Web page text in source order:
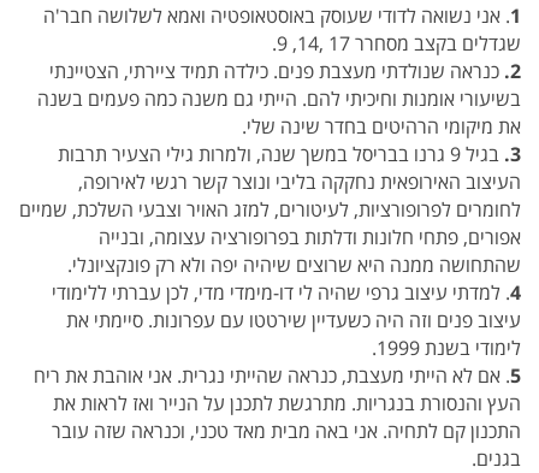
1. אני נשואה לדודי שעוסק באוסטאופטיה ואמא לשלושה חבר'ה
שגדלים בקצב מסחרר 17 ,14, 9.
2. כנראה שנולדתי מעצבת פנים. כילדה תמיד ציירתי, הצטיינתי
בשיעורי אומנות וחיכיתי להם. הייתי גם משנה כמה פעמים בשנה
את מיקומי הרהיטים בחדר שינה שלי.
3.
בגיל 9 גרנו בבריסל במשך שנה, ולמרות גילי הצעיר תרבות
העיצוב האירופאית נחקקה בליבי ונוצר קשר רגשי לאירופה,
לחומרים לפרופורציות, לעיטורים, למזג האויר וצבעי השלכת, שמיים
אפורים, פתחי חלונות ודלתות בפרופורציה עצומה, ובנייה
שהתחושה ממנה היא שרוצים שיהיה יפה ולא רק פונקציונלי.
4. למדתי עיצוב גרפי שהיה לי דו-מימדי מדי, לכן עברתי ללימודי
עיצוב פנים וזה היה כשעדיין שירטטו עם עפרונות. סיימתי את
לימודי בשנת 1999.
5. אם לא הייתי מעצבת, כנראה שהייתי נגרית. אני אוהבת את ריח
העץ והנסורת בנגריות. מתרגשת לתכנן על הנייר ואז לראות את
התכנון קם לתחיה. אני באה מבית מאד טכני, וכנראה שזה עובר
בגנים.